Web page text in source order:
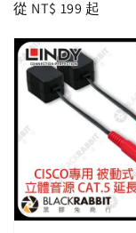
Regular
從 NT$ 199 起